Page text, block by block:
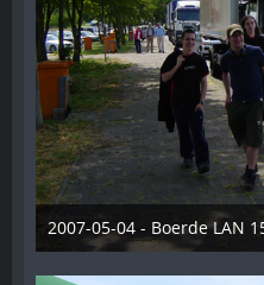
28. Dezember 2012